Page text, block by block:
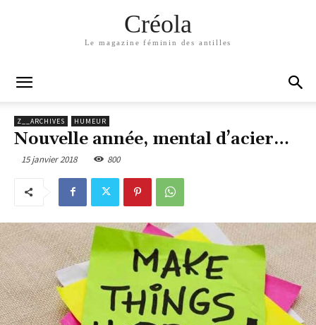
Créola
Le magazine féminin des antilles
Z__ARCHIVES HUMEUR
Nouvelle année, mental d’acier…
15 janvier 2018 800